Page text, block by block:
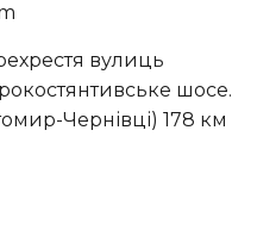
вулиць
шосе.
Чернівці) 178 км